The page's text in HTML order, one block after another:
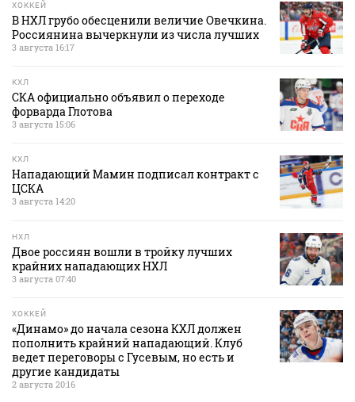
ХОККЕЙ
В НХЛ грубо обесценили величие Овечкина.
Россиянина вычеркнули из числа лучших
3 августа 16:17
КХЛ
СКА официально объявил о переходе
форварда Глотова
3 августа 15:06
КХЛ
Нападающий Мамин подписал контракт с
ЦСКА
3 августа 14:20
НХЛ
Двое россиян вошли в тройку лучших
крайних нападающих НХЛ
3 августа 07:40
ХОККЕЙ
«Динамо» до начала сезона КХЛ должен
пополнить крайний нападающий. Клуб
ведет переговоры с Гусевым, но есть и
другие кандидаты
2 августа 20:16